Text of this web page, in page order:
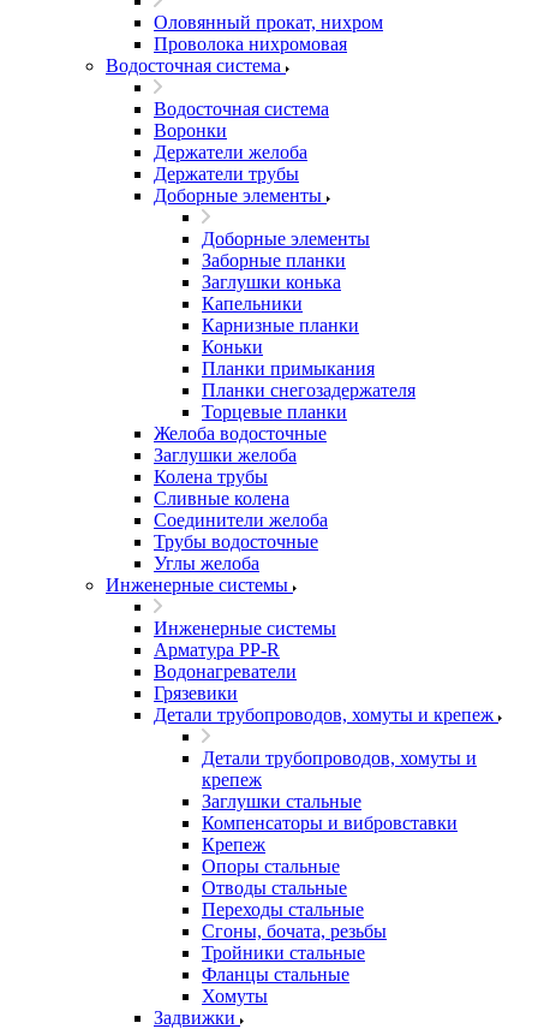
Оловянный прокат, нихром
Проволока нихромовая
Водосточная система
Водосточная система
Воронки
Держатели желоба
Держатели трубы
Доборные элементы
Доборные элементы
Заборные планки
Заглушки конька
Капельники
Карнизные планки
Коньки
Планки примыкания
Планки снегозадержателя
Торцевые планки
Желоба водосточные
Заглушки желоба
Колена трубы
Сливные колена
Соединители желоба
Трубы водосточные
Углы желоба
Инженерные системы
Инженерные системы
Арматура PP-R
Водонагреватели
Грязевики
Детали трубопроводов, хомуты и крепеж
Детали трубопроводов, хомуты и
крепеж
Заглушки стальные
Компенсаторы и вибровставки
Крепеж
Опоры стальные
Отводы стальные
Переходы стальные
Сгоны, бочата, резьбы
Тройники стальные
Фланцы стальные
Хомуты
Задвижки